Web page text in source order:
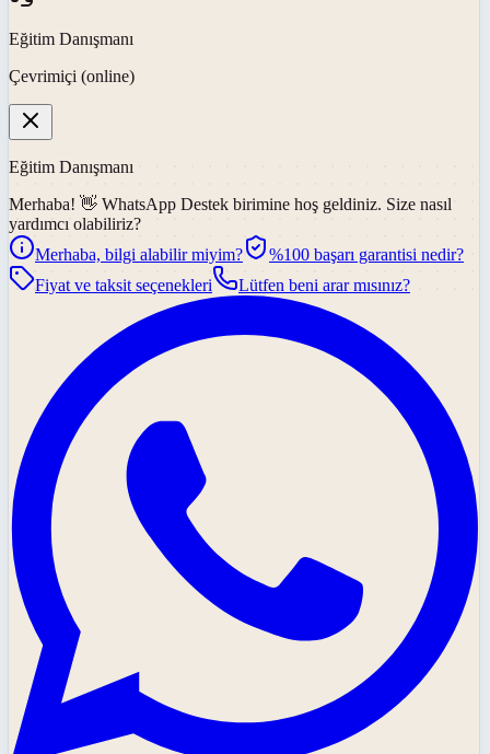
Eğitim Danışmanı
Çevrimiçi (online)
Eğitim Danışmanı
Merhaba! 👋 WhatsApp Destek birimine hoş geldiniz. Size nasıl
yardımcı olabiliriz?
Merhaba, bilgi alabilir miyim?
%100 başarı garantisi nedir?
Fiyat ve taksit seçenekleri
Lütfen beni arar mısınız?